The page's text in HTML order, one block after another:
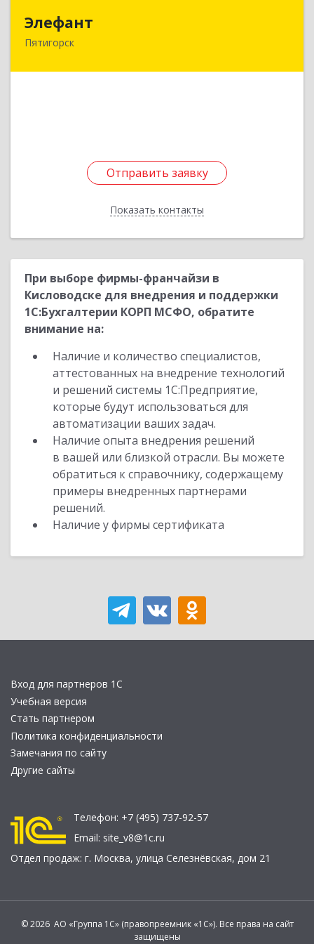
Элефант
Пятигорск
Отправить заявку
Показать контакты
357500, Ставропольский край, Пятигорск г,
Отправить заявку
Назад
При выборе фирмы-франчайзи в
Кисловодске для внедрения и поддержки
1С:Бухгалтерии КОРП МСФО, обратите
внимание на:
Наличие и количество специалистов,
аттестованных на внедрение технологий
и решений системы 1С:Предприятие,
которые будут использоваться для
автоматизации ваших задач.
Наличие опыта внедрения решений
в вашей или близкой отрасли. Вы можете
обратиться к справочнику, содержащему
примеры внедренных партнерами
решений.
Наличие у фирмы сертификата
Вход для партнеров 1С
Учебная версия
Стать партнером
Политика конфиденциальности
Замечания по сайту
Другие сайты
Телефон: +7 (495) 737-92-57
Email: site_v8@1c.ru
Отдел продаж: г. Москва, улица Селезнёвская, дом 21
© 2026 АО «Группа 1С» (правопреемник «1С»). Все права на сайт
защищены